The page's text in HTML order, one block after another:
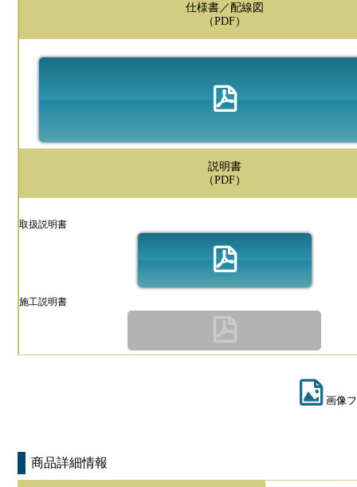
仕様書／配線図
（PDF）
説明書
（PDF）
取扱説明書
施工説明書
画像
商品詳細情報